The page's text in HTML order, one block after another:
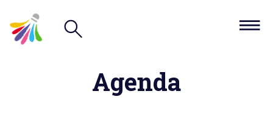
Agenda